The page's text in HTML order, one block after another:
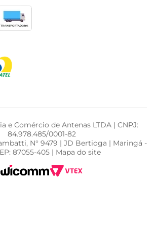
e Comércio de Antenas LTDA | CNPJ:
84.978.485/0001-82
N° 9479 | JD Bertioga | Maringá -
87055-405 | Mapa do site